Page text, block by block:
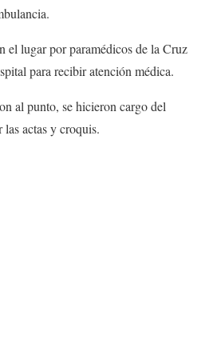
el lugar por paramédicos de la Cruz
para recibir atención médica.
al punto, se hicieron cargo del
actas y croquis.